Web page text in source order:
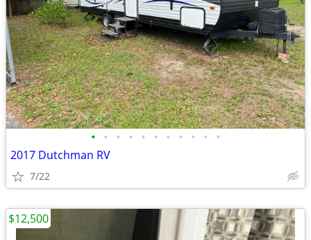
• • • • • • • • • • •
2017 Dutchman RV
7/22
$12,500